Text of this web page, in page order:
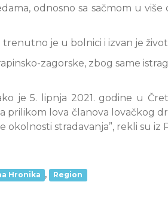
odnosno sa sačmom u
trenutno je u bolnici i izvan je
zagorske, zbog same
je 5. lipnja 2021. godine u
prilikom lova članova lovačkog
stradavanja”, rekli su iz
Hronika , Region